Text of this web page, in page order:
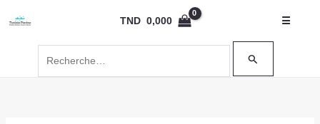
au
TND 0,000 ☰